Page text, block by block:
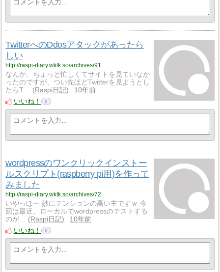
TwitterへのDdosアタックがあったら
しい
http://raspi-diary.wktk.so/archives/91
なんか、ちょっと忙しくてサイトを見ていなか
ったのですが、つい先ほどTwitterを見ようとし
たらT…
Raspi日記
10年前
いいね！
0
wordpressのワンクリックインストー
ルスクリプト(raspberry pi用)を作って
みました
http://raspi-diary.wktk.so/archives/72
いやっほー 妙にテンションの高い主ですｗ 今
回は最近、ローカルでwordpressのテストする
のが…
Raspi日記
10年前
いいね！
0